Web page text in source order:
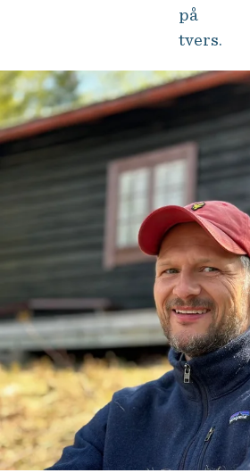
på
tvers.